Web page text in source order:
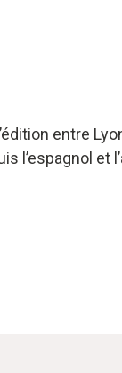
entre
l’espagnol et